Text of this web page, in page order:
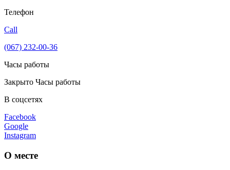
Телефон
Call
(067) 232-00-36
Часы работы
Закрыто Часы работы
В соцсетях
Facebook
Google
Instagram
О месте